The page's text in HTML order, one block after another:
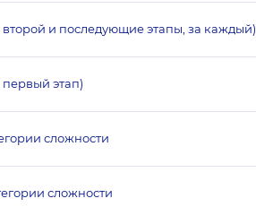
и последующие этапы, за каждый)
этап)
сложности
сложности